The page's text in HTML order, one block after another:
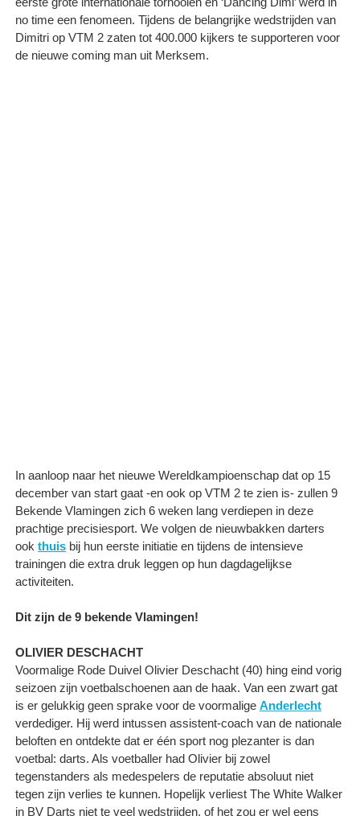
no time een fenomeen. Tijdens de belangrijke wedstrijden van
Dimitri op VTM 2 zaten tot 400.000 kijkers te supporteren voor
de nieuwe coming man uit Merksem.
In aanloop naar het nieuwe Wereldkampioenschap dat op 15
december van start gaat -en ook op VTM 2 te zien is- zullen 9
Bekende Vlamingen zich 6 weken lang verdiepen in deze
prachtige precisiesport. We volgen de nieuwbakken darters
ook thuis bij hun eerste initiatie en tijdens de intensieve
trainingen die extra druk leggen op hun dagdagelijkse
activiteiten.
Dit zijn de 9 bekende Vlamingen!
OLIVIER DESCHACHT
Voormalige Rode Duivel Olivier Deschacht (40) hing eind vorig
seizoen zijn voetbalschoenen aan de haak. Van een zwart gat
is er gelukkig geen sprake voor de voormalige Anderlecht
verdediger. Hij werd intussen assistent-coach van de nationale
beloften en ontdekte dat er één sport nog plezanter is dan
voetbal: darts. Als voetballer had Olivier bij zowel
tegenstanders als medespelers de reputatie absoluut niet
tegen zijn verlies te kunnen. Hopelijk verliest The White Walker
in BV Darts niet te veel wedstrijden, of het zou er wel eens